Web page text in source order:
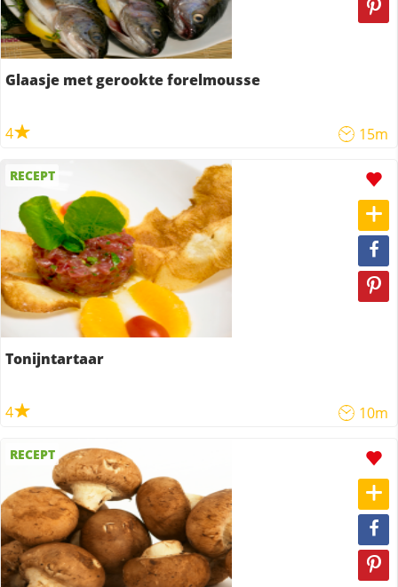
Glaasje met gerookte forelmousse
4 15m
RECEPT
Tonijntartaar
4 10m
RECEPT